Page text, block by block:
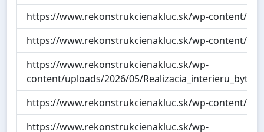
https://www.rekonstrukcienakluc.sk/wp-content/
https://www.rekonstrukcienakluc.sk/wp-content/
https://www.rekonstrukcienakluc.sk/wp-
content/uploads/2026/05/
https://www.rekonstrukcienakluc.sk/wp-content/
https://www.rekonstrukcienakluc.sk/wp-